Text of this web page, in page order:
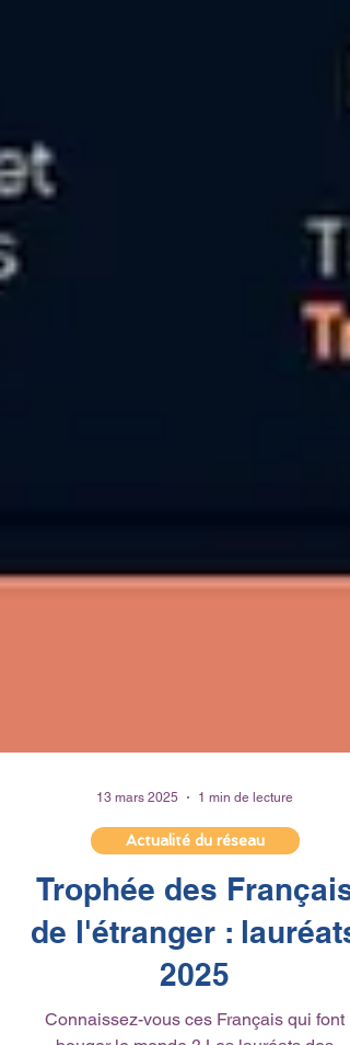
13 mars 2025 1 min de lecture
Actualité du réseau
Trophée des Français
de l'étranger : lauréats
2025